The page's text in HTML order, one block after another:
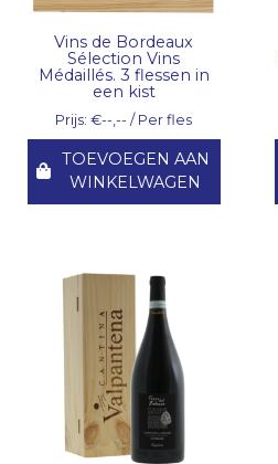
Vins de Bordeaux
Sélection Vins
Médaillés. 3 flessen in
een kist
Prijs: €--,-- / Per fles
TOEVOEGEN AAN
WINKELWAGEN